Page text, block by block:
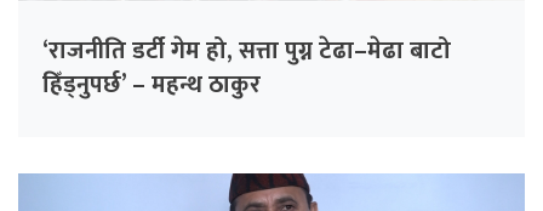
‘राजनीति डर्टी गेम हो, सत्ता पुग्न टेढा–मेढा बाटो
हिँड्नुपर्छ’ – महन्थ ठाकुर